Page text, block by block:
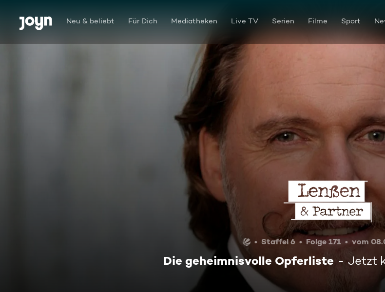
Zum Inhalt springen
Barrierefrei Neu & beliebt Für Dich Mediatheken Live TV Serien Filme Sport
Die
Staffel 6 Folge 171 vom
Die geheimnisvolle Opferliste Jetzt